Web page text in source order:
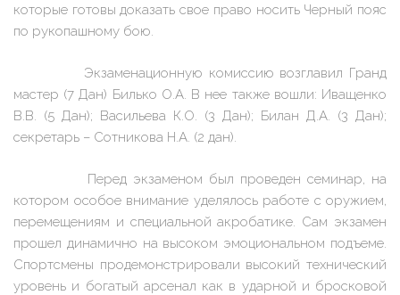
которые готовы доказать свое право носить Черный пояс
по рукопашному бою.
Экзаменационную комиссию возглавил Гранд
мастер (7 Дан) Билько О.А. В нее также вошли: Иващенко
В.В. (5 Дан); Васильева К.О. (3 Дан); Билан Д.А. (3 Дан);
секретарь – Сотникова Н.А. (2 дан).
Перед экзаменом был проведен семинар, на
котором особое внимание уделялось работе с оружием,
перемещениям и специальной акробатике. Сам экзамен
прошел динамично на высоком эмоциональном подъеме.
Спортсмены продемонстрировали высокий технический
уровень и богатый арсенал как в ударной и бросковой